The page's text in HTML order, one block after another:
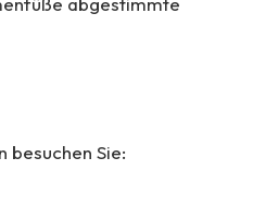
besuchen Sie: